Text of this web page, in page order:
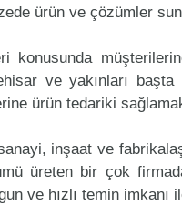
ürün ve çözümler
konusunda
ve yakınları
ürün tedariki
inşaat ve
üreten bir çok
ve hızlı temin imkanı